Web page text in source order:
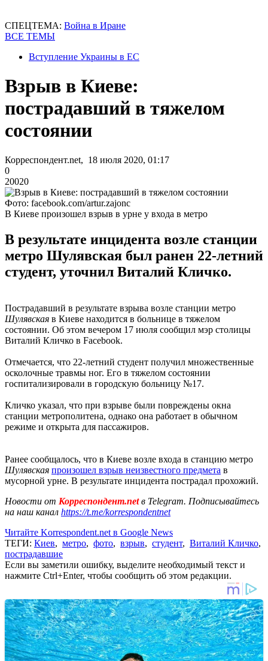
СПЕЦТЕМА: Война в Иране
ВСЕ ТЕМЫ
Вступление Украины в ЕС
Взрыв в Киеве:
пострадавший в тяжелом
состоянии
Корреспондент.net, 18 июля 2020, 01:17
0
20020
Фото: facebook.com/artur.zajonc
В Киеве произошел взрыв в урне у входа в метро
В результате инцидента возле станции
метро Шулявская был ранен 22-летний
студент, уточнил Виталий Кличко.
Пострадавший в результате взрыва возле станции метро
Шулявская в Киеве находится в больнице в тяжелом
состоянии. Об этом вечером 17 июля сообщил мэр столицы
Виталий Кличко в Facebook.
Отмечается, что 22-летний студент получил множественные
осколочные травмы ног. Его в тяжелом состоянии
госпитализировали в городскую больницу №17.
Кличко указал, что при взрыве были повреждены окна
станции метрополитена, однако она работает в обычном
режиме и открыта для пассажиров.
Ранее сообщалось, что в Киеве возле входа в станцию метро
Шулявская произошел взрыв неизвестного предмета в
мусорной урне. В результате инцидента пострадал прохожий.
Новости от Корреспондент.netв Telegram. Подписывайтесь
на наш канал https://t.me/korrespondentnet
Читайте Korrespondent.net в Google News
ТЕГИ: Киев, метро, фото, взрыв, студент, Виталий Кличко,
пострадавшие
Если вы заметили ошибку, выделите необходимый текст и
нажмите Ctrl+Enter, чтобы сообщить об этом редакции.